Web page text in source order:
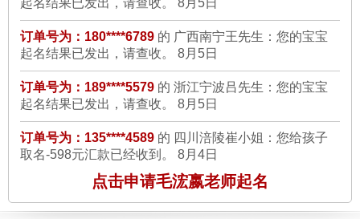
订单号为：139****3405 的 杨先生：我选的是毛老师亲自来起得
A2：598的一款服务，起名完全符合了我的要求,朗朗上口,寓意
美好,而且在网上打分都有97分，真的很谢谢毛老师，我日后一定
介绍我的客户给你们公司8月5日
担心的，因为毕竟网上的骗子网站很多，但是看到贵公司是支付
宝商家的诚信认证商家后，并且可以先将钱付到支付宝公司，我
就选择了贵公司最好的一款服务，A4的，1498啊，当时家人都
是很反对的，但是毛老师给我起的10个名字，我和我家人看到后
订单号为：180****6789的 广西南宁王先生：您的宝宝
订单号为：189****5579的 浙江宁波吕先生：您的宝宝
订单号为：135****4589的 四川涪陵崔小姐：您给孩子
订单号为：132****6735的 广东江门姚先生：您的个人
改名-898元汇款已经收到。8月4日
订单号为：138****5567的 江苏苏州林先生：您的孩子
点击申请毛浤嬴老师起名